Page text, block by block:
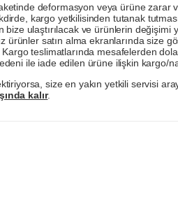
deformasyon veya ürüne
kargo yetkilisinden tutanak
ulaştırılacak ve ürünlerin
ürünler satın alma ekranlarında size
teslimatlarında mesafelerden
ile iade edilen ürüne ilişkin kargo/
size en yakın yetkili servisi
kalır.